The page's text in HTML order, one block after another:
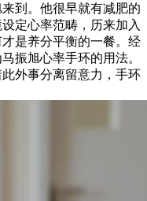
到。他很早就有减肥的
定心率范畴，历来加入
是养分平衡的一餐。经
振旭心率手环的用法。
外事分离留意力，手环